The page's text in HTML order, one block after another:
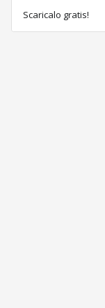
Scaricalo gratis!